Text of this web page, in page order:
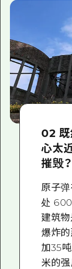
02 既
心太
摧毁？
原子
处
建筑
爆炸
加35
米的